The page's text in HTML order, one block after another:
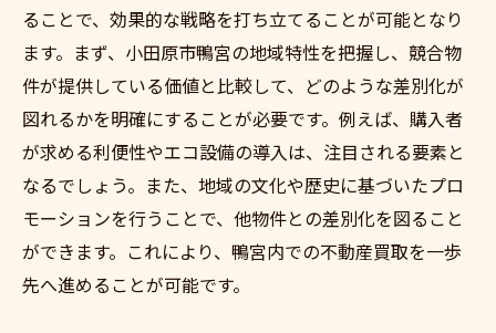
ることで、効果的な戦略を打ち立てることが可能となり
ます。まず、小田原市鴨宮の地域特性を把握し、競合物
件が提供している価値と比較して、どのような差別化が
図れるかを明確にすることが必要です。例えば、購入者
が求める利便性やエコ設備の導入は、注目される要素と
なるでしょう。また、地域の文化や歴史に基づいたプロ
モーションを行うことで、他物件との差別化を図ること
ができます。これにより、鴨宮内での不動産買取を一歩
先へ進めることが可能です。